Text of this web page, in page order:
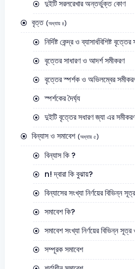
দুইটি সরলরেখার অন্তর্ভুক্ত কোণ
বৃত্ত (অধ্যায় ৪)
নির্দিষ্ট কেন্দ্র ও ব্যাসার্ধবিশিষ্ট
বৃত্তের সাধারণ ও আদর্শ সমীকরণ
বৃত্তের স্পর্শক ও অভিলম্বের
স্পর্শকের দৈর্ঘ্য
দুইটি বৃত্তের সধারণ জ্যা এর সমীকরণ
বিন্যাস ও সমাবেশ (অধ্যায় ৫)
বিন্যাস কি ?
n! দ্বারা কি বুঝায়?
বিন্যাসের সংখ্যা নির্ণয়ের বিভিন্ন
সমাবেশ কি?
সমাবেশ সংখ্যা নির্ণয়ের বিভিন্ন
সম্পূরক সমাবেশ